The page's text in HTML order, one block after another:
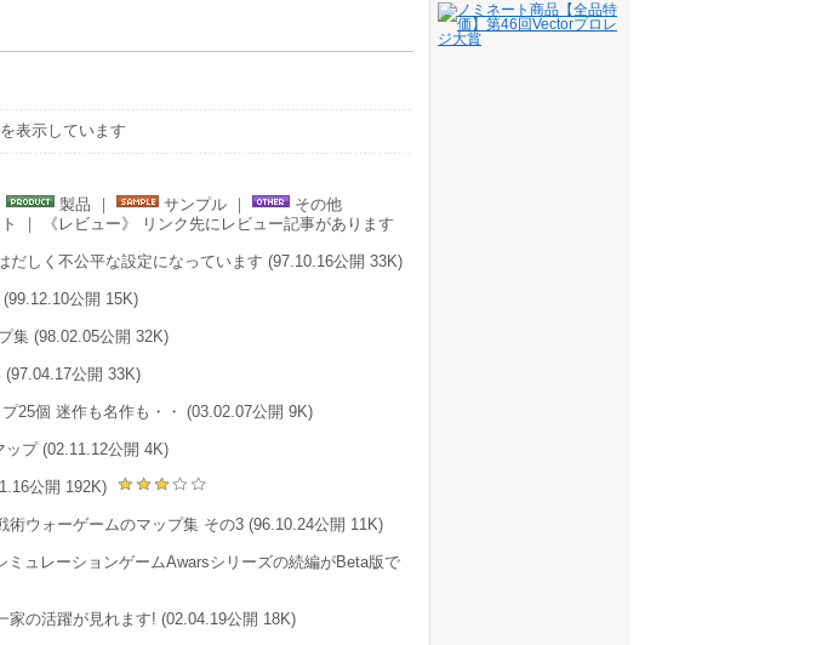
表示しています
製品 ｜ サンプル ｜
その他
｜ 《レビュー》 リンク先にレビュー記事があります
だしく不公平な設定になっています (97.10.16公開 33K)
公開 15K)
集 (98.02.05公開 32K)
公開 33K)
25個 迷作も名作も・・ (03.02.07公開 9K)
ップ (02.11.12公開 4K)
公開 192K)
術ウォーゲームのマップ集 その3 (96.10.24公開 11K)
ミュレーションゲームAwarsシリーズの続編がBeta版で
家の活躍が見れます! (02.04.19公開 18K)